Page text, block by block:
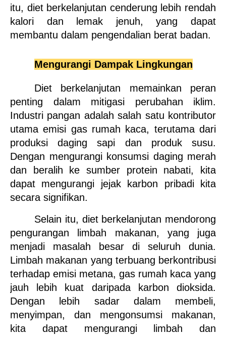
itu, diet berkelanjutan cenderung lebih rendah
kalori dan lemak jenuh, yang dapat
membantu dalam pengendalian berat badan.
Mengurangi Dampak Lingkungan
Diet berkelanjutan memainkan peran
penting dalam mitigasi perubahan iklim.
Industri pangan adalah salah satu kontributor
utama emisi gas rumah kaca, terutama dari
produksi daging sapi dan produk susu.
Dengan mengurangi konsumsi daging merah
dan beralih ke sumber protein nabati, kita
dapat mengurangi jejak karbon pribadi kita
secara signifikan.
Selain itu, diet berkelanjutan mendorong
pengurangan limbah makanan, yang juga
menjadi masalah besar di seluruh dunia.
Limbah makanan yang terbuang berkontribusi
terhadap emisi metana, gas rumah kaca yang
jauh lebih kuat daripada karbon dioksida.
Dengan lebih sadar dalam membeli,
menyimpan, dan mengonsumsi makanan,
kita dapat mengurangi limbah dan